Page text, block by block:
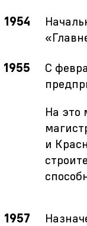
1954
1955
С
На это
и
1957